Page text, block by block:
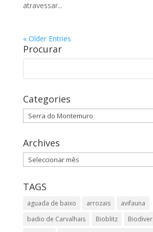
atravessar...
« Older Entries
Procurar
Categories
Categories
Archives
Archives
TAGS
aguada de baixo arrozais
avifauna
badio de Carvalhais
Bioblitz